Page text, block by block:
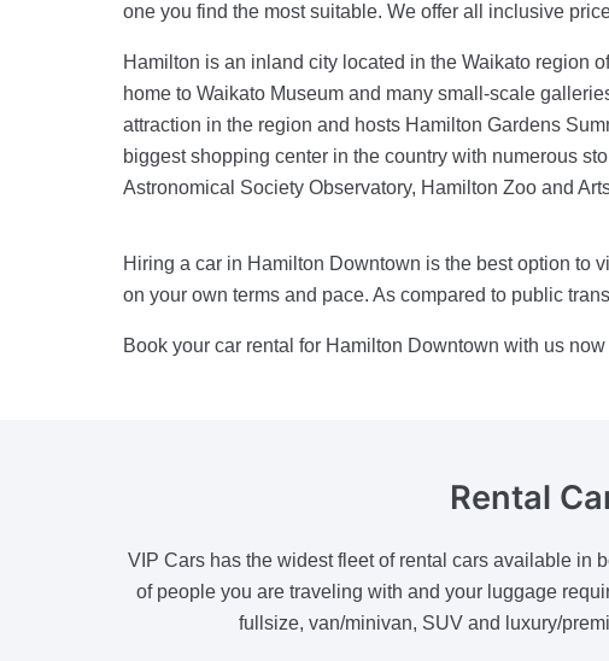
one you find the most suitable. We offer all inclusive
Hamilton is an inland city located in the Waikato region
home to Waikato Museum and many small-scale
attraction in the region and hosts Hamilton Gardens
biggest shopping center in the country with numerous
Astronomical Society Observatory, Hamilton Zoo and
Hiring a car in Hamilton Downtown is the best option to
on your own terms and pace. As compared to public
Book your car rental for Hamilton Downtown with us
Rental
VIP Cars has the widest fleet of rental cars available in
of people you are traveling with and your luggage
fullsize, van/minivan, SUV and luxury/